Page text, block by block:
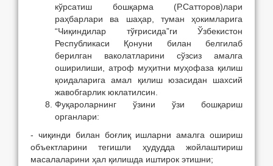
кўрсатиш бошқарма (Р.Сатторов)лари
раҳбарлари ва шаҳар, туман ҳокимларига
“Чиқиндилар тўғрисида”ги Ўзбекистон
Республикаси Қонуни билан белгилаб
берилган ваколатларини сўзсиз амалга
оширилиши, атроф муҳитни муҳофаза қилиш
қоидаларига амал қилиш юзасидан шахсий
жавобгарлик юклатилсин.
Фуқароларнинг ўзини ўзи бошқариш
органлари:
- чиқинди билан боғлиқ ишларни амалга ошириш
объектларини тегишли ҳудудда жойлаштириш
масалаларини ҳал қилишда иштирок этишни;